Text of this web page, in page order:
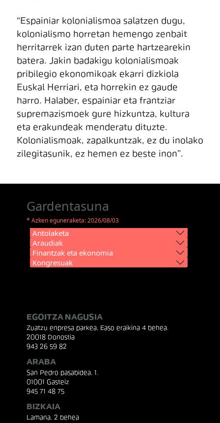
“Espainiar kolonialismoa salatzen dugu,
kolonialismo horretan hemengo zenbait
herritarrek izan duten parte hartzearekin
batera. Jakin badakigu kolonialismoak
pribilegio ekonomikoak ekarri dizkiola
Euskal Herriari, eta horrekin ez gaude
harro. Halaber, espainiar eta frantziar
supremazismoek gure hizkuntza, kultura
eta erakundeak menderatu dituzte.
Kolonialismoak, zapalkuntzak, ez du inolako
zilegitasunik, ez hemen ez beste inon”.
Gardentasuna
* Azken eguneraketa: 2026/08/03
Antolaketa
Araudiak
Finantzak eta ekonomia
Kongresuak
EGOITZA NAGUSIA
Zuatzu enpresa parkea, Easo eraikina 4 behea.
20018 Donostia
943 26 59 82
ARABA
San Pedro pasabidea, 1.
01001 Gasteiz
945 71 48 75
BIZKAIA
Lamana, 2 behea